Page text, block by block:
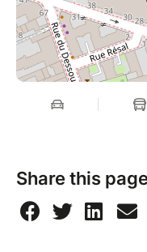
Share this page